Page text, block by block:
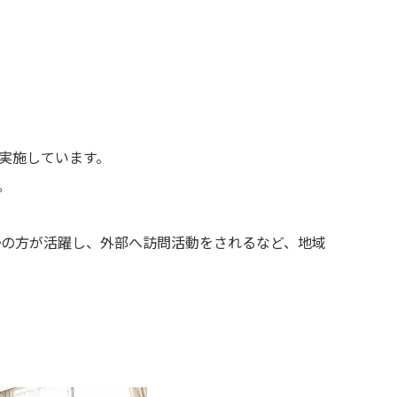
しています。
方が活躍し、外部へ訪問活動をされるなど、地域